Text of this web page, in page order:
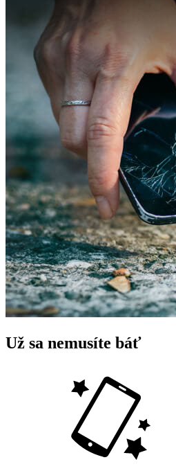
Už sa nemusíte báť